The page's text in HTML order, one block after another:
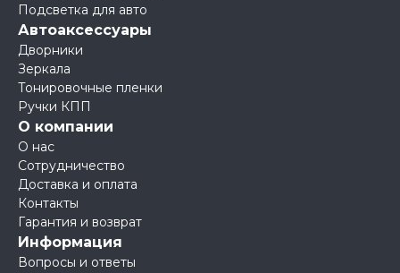
Подсветка для авто
Автоаксессуары
Дворники
Зеркала
Тонировочные пленки
Ручки КПП
О компании
О нас
Сотрудничество
Доставка и оплата
Контакты
Гарантия и возврат
Информация
Вопросы и ответы